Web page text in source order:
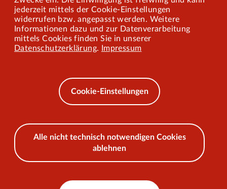
jederzeit mittels der Cookie-Einstellungen
widerrufen bzw. angepasst werden. Weitere
Informationen dazu und zur Datenverarbeitung
mittels Cookies finden Sie in unserer
Datenschutzerklärung. Impressum
Cookie-Einstellungen
Alle nicht technisch notwendigen Cookies
ablehnen
Barrierefreiheit
Mobilität lernen